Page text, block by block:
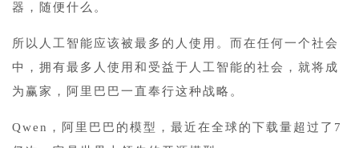
器，随便什么。
所以人工智能应该被最多的人使用。而在任何一个社会
中，拥有最多人使用和受益于人工智能的社会，就将成
为赢家，阿里巴巴一直奉行这种战略。
Qwen，阿里巴巴的模型，最近在全球的下载量超过了7